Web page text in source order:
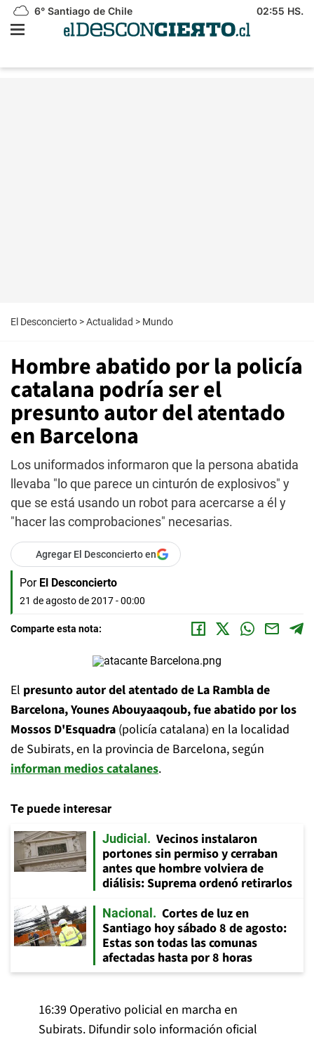
6° Santiago de Chile 02:55 HS.
El Desconcierto >Actualidad > Mundo
Hombre abatido por la policía
catalana podría ser el
presunto autor del atentado
en Barcelona
Los uniformados informaron que la persona abatida
llevaba "lo que parece un cinturón de explosivos" y
que se está usando un robot para acercarse a él y
"hacer las comprobaciones" necesarias.
Agregar El Desconcierto en
Por El Desconcierto
21 de agosto de 2017 - 00:00
Comparte esta nota:
El presunto autor del atentado de La Rambla de
Barcelona, Younes Abouyaaqoub, fue abatido por los
Mossos D'Esquadra (policía catalana) en la localidad
de Subirats, en la provincia de Barcelona, según
informan medios catalanes.
Te puede interesar
Judicial
Vecinos instalaron
portones sin permiso y cerraban
antes que hombre volviera de
diálisis: Suprema ordenó retirarlos
Nacional
Cortes de luz en
Santiago hoy sábado 8 de agosto:
Estas son todas las comunas
afectadas hasta por 8 horas
16:39 Operativo policial en marcha en
Subirats. Difundir solo información oficial